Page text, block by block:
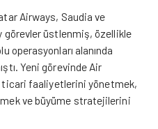
Airways, Saudia ve
görevler üstlenmiş, özellikle
operasyonları alanında
Yeni görevinde Air
ticari faaliyetlerini yönetmek,
ve büyüme stratejilerini